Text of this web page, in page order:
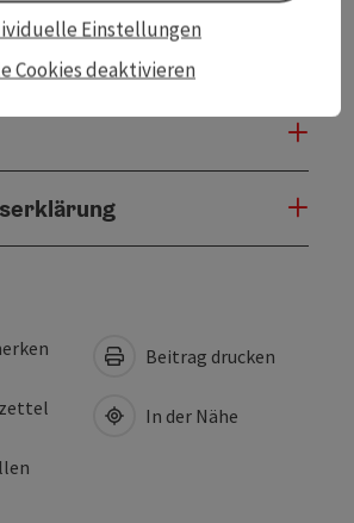
Beitrag drucken
In der Nähe
Cookies deaktivieren
Einstellungen